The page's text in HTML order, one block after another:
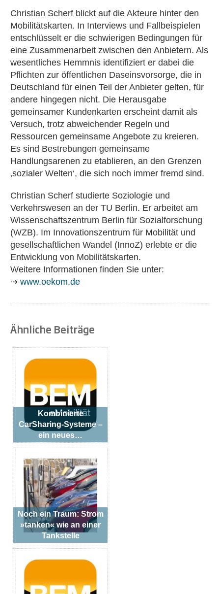
Christian Scherf blickt auf die Akteure hinter den
Mobilitätskarten. In Interviews und Fallbeispielen
entschlüsselt er die schwierigen Bedingungen für
eine Zusammenarbeit zwischen den Anbietern. Als
wesentliches Hemmnis identifiziert er dabei die
Pflichten zur öffentlichen Daseinsvorsorge, die in
Deutschland für einen Teil der Anbieter gelten, für
andere hingegen nicht. Die Herausgabe
gemeinsamer Kundenkarten erscheint damit als
Versuch, trotz abweichender Regeln und
Ressourcen gemeinsame Angebote zu kreieren.
Es sind Bestrebungen gemeinsame
Handlungsarenen zu etablieren, an den Grenzen
‚sozialer Welten‘, die sich noch immer fremd sind.
Christian Scherf studierte Soziologie und
Verkehrswesen an der TU Berlin. Er arbeitet am
Wissenschaftszentrum Berlin für Sozialforschung
(WZB). Im Innovationszentrum für Mobilität und
gesellschaftlichen Wandel (InnoZ) erlebte er die
Entwicklung von Mobilitätskarten.
Weitere Informationen finden Sie unter:
⇢ www.oekom.de
Ähnliche Beiträge
Kombinierte
CarSharing-Systeme –
ein neues…
Noch ein Traum: Strom
»tanken« wie an einer
Tankstelle